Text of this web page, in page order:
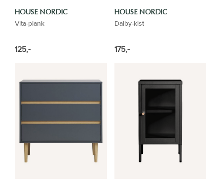
HOUSE NORDIC
Vita-plank
125,-
HOUSE NORDIC
Dalby-kist
175,-